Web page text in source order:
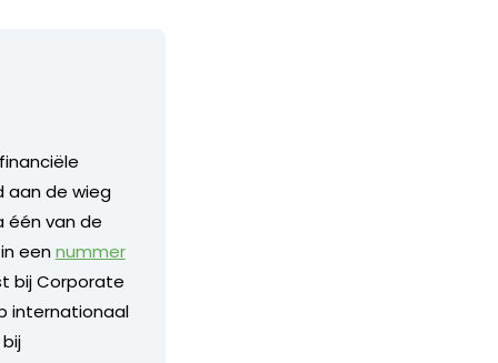
aan de wieg
één van de
eennummer
bij Corporate
internationaal